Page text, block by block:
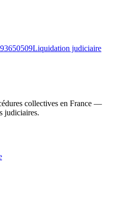
Liquidation judiciaire
collectives en France —
judiciaires.